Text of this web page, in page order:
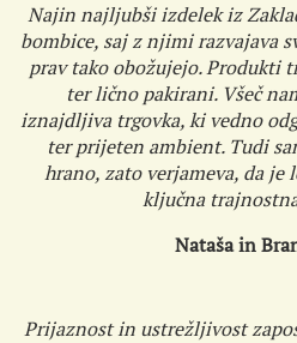
Najin najljubši izdelek iz
bombice, saj z njimi razvajava
prav tako obožujejo. Produkti
ter lično pakirani. Všeč
iznajdljiva trgovka, ki vedno
ter prijeten ambient. Tudi
hrano, zato verjameva, da je
ključna
Nataša in
Prijaznost in ustrežljivost